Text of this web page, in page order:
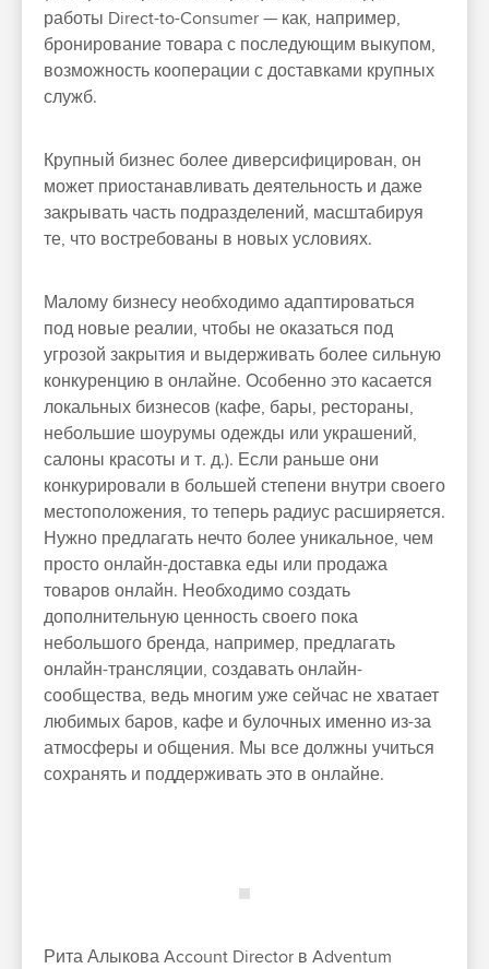
работы Direct-to-Consumer — как, например,
бронирование товара с последующим выкупом,
возможность кооперации с доставками крупных
служб.
Крупный бизнес более диверсифицирован, он
может приостанавливать деятельность и даже
закрывать часть подразделений, масштабируя
те, что востребованы в новых условиях.
Малому бизнесу необходимо адаптироваться
под новые реалии, чтобы не оказаться под
угрозой закрытия и выдерживать более сильную
конкуренцию в онлайне. Особенно это касается
локальных бизнесов (кафе, бары, рестораны,
небольшие шоурумы одежды или украшений,
салоны красоты и т. д.). Если раньше они
конкурировали в большей степени внутри своего
местоположения, то теперь радиус расширяется.
Нужно предлагать нечто более уникальное, чем
просто онлайн-доставка еды или продажа
товаров онлайн. Необходимо создать
дополнительную ценность своего пока
небольшого бренда, например, предлагать
онлайн-трансляции, создавать онлайн-
сообщества, ведь многим уже сейчас не хватает
любимых баров, кафе и булочных именно из-за
атмосферы и общения. Мы все должны учиться
сохранять и поддерживать это в онлайне.
Рита Алыкова Account Director в Adventum